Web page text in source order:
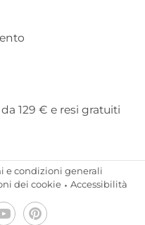
129 € e resi gratuiti
e condizioni generali
dei cookie Accessibilità